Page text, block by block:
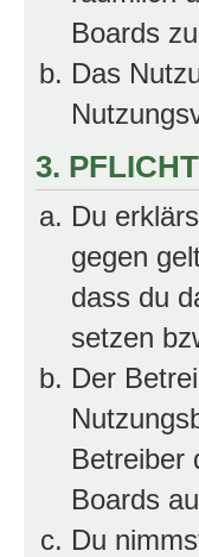
Boards
Das
3.
Du
gegen
dass du
setzen
Der
Betreiber
Boards
Du